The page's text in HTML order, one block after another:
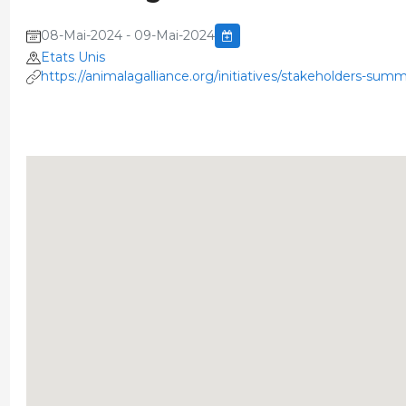
08-Mai-2024 - 09-Mai-2024
Etats Unis
https://animalagalliance.org/initiatives/stakeholders-